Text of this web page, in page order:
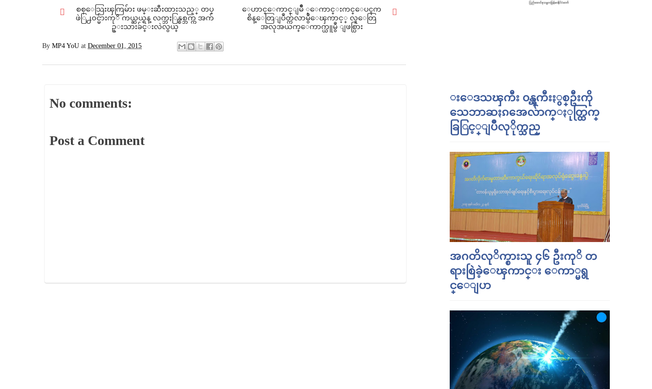
ေဟာင္ေကာင္ျမိဳ ့ေကာင္းကင္ေပၚက
စိန္ေတြျပဳတ္က်လာမွဳေၾကာင့္ လူေတြ
အလုအယက္ေကာက္ယူမွဳ ျဖစ္ပြား
စစ္ေသြးၾကြမ်ား ဖမ္းဆီးထားသည့္ တပ္
ဖဲြ႕၀င္မ်ားကုိ ကယ္ဆယ္ရန္ လက္ဘႏြန္စစ္ဘက္က အက်
ဥ္းသားခ်င္းလဲလွယ္
By MP4 YoU at December 01, 2015
No comments:
Post a Comment
းေဒသၾကီး ၀န္ၾကီးႏွစ္ဦးကို
သေဘာဆႏၵအေလ်ာက္ႏုတ္ထြက္
ခြြင့္ျပဳလုိုက္သည္
အဂတိလုိက္စားသူ ၄၆ ဦးကုိ တ
ရားစြဲခဲ့ေၾကာင္း ေကာ္မရွ
င္ေျပာ